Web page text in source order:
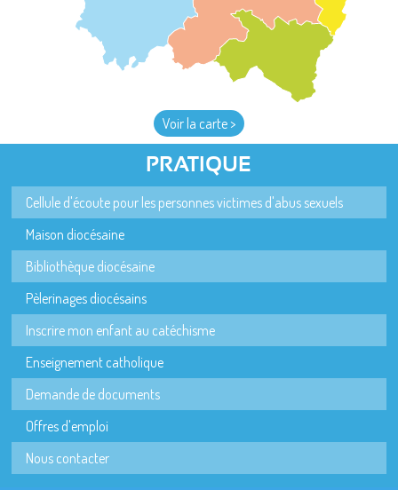
Voir la carte >
PRATIQUE
Cellule d'écoute pour les personnes victimes d'abus sexuels
Maison diocésaine
Bibliothèque diocésaine
Pèlerinages diocésains
Inscrire mon enfant au catéchisme
Enseignement catholique
Demande de documents
Offres d'emploi
Nous contacter